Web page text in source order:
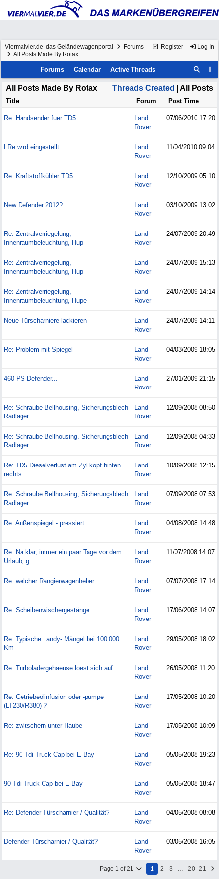
Register Log In
Viermalvier.de, das Geländewagenportal
Forums
All Posts Made By Rotax
Forums Calendar Active Threads
Threads Created | All Posts
All Posts Made By Rotax
Title Forum Post Time
Re: Handsender fuer TD5
Land
Rover
07/06/2010 17:20
LRe wird eingestellt...
Land
Rover
11/04/2010 09:04
Re: Kraftstoffkühler TD5
Land
Rover
12/10/2009 05:10
New Defender 2012?
Land
Rover
03/10/2009 13:02
Re: Zentralverriegelung,
Innenraumbeleuchtung, Hup
Land
Rover
24/07/2009 20:49
Re: Zentralverriegelung,
Innenraumbeleuchtung, Hup
Land
Rover
24/07/2009 15:13
Re: Zentralverriegelung,
Innenraumbeleuchtung, Hupe
Land
Rover
24/07/2009 14:14
Neue Türscharniere lackieren
Land
Rover
24/07/2009 14:11
Re: Problem mit Spiegel
Land
Rover
04/03/2009 18:05
460 PS Defender...
Land
Rover
27/01/2009 21:15
Re: Schraube Bellhousing, Sicherungsblech
Radlager
Land
Rover
12/09/2008 08:50
Re: Schraube Bellhousing, Sicherungsblech
Radlager
Land
Rover
12/09/2008 04:33
Re: TD5 Dieselverlust am Zyl.kopf hinten
rechts
Land
Rover
10/09/2008 12:15
Re: Schraube Bellhousing, Sicherungsblech
Radlager
Land
Rover
07/09/2008 07:53
Re: Außenspiegel - pressiert
Land
Rover
04/08/2008 14:48
Re: Na klar, immer ein paar Tage vor dem
Urlaub, g
Land
Rover
11/07/2008 14:07
Re: welcher Rangierwagenheber
Land
Rover
07/07/2008 17:14
Re: Scheibenwischergestänge
Land
Rover
17/06/2008 14:07
Re: Typische Landy- Mängel bei 100.000
Km
Land
Rover
29/05/2008 18:02
Re: Turboladergehaeuse loest sich auf.
Land
Rover
26/05/2008 11:20
Re: Getriebeölinfusion oder -pumpe
(LT230/R380) ?
Land
Rover
17/05/2008 10:20
Re: zwitschern unter Haube
Land
Rover
17/05/2008 10:09
Re: 90 Tdi Truck Cap bei E-Bay
Land
Rover
05/05/2008 19:23
90 Tdi Truck Cap bei E-Bay
Land
Rover
05/05/2008 18:47
Re: Defender Türscharnier / Qualität?
Land
Rover
04/05/2008 08:08
Defender Türscharnier / Qualität?
Land
Rover
03/05/2008 16:05
Page 1 of 21 1 2 3 … 20 21